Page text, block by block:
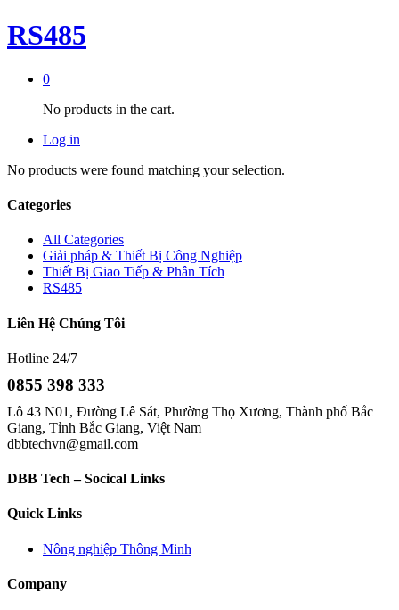
RS485
0
No products in the cart.
Log in
No products were found matching your selection.
Categories
All Categories
Giải pháp & Thiết Bị Công Nghiệp
Thiết Bị Giao Tiếp & Phân Tích
RS485
Liên Hệ Chúng Tôi
Hotline 24/7
0855 398 333
Lô 43 N01, Đường Lê Sát, Phường Thọ Xương, Thành phố Bắc
Giang, Tỉnh Bắc Giang, Việt Nam
dbbtechvn@gmail.com
DBB Tech – Socical Links
Quick Links
Nông nghiệp Thông Minh
Company